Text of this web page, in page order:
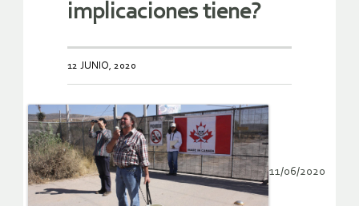
implicaciones tiene?
12 JUNIO, 2020
11/06/2020